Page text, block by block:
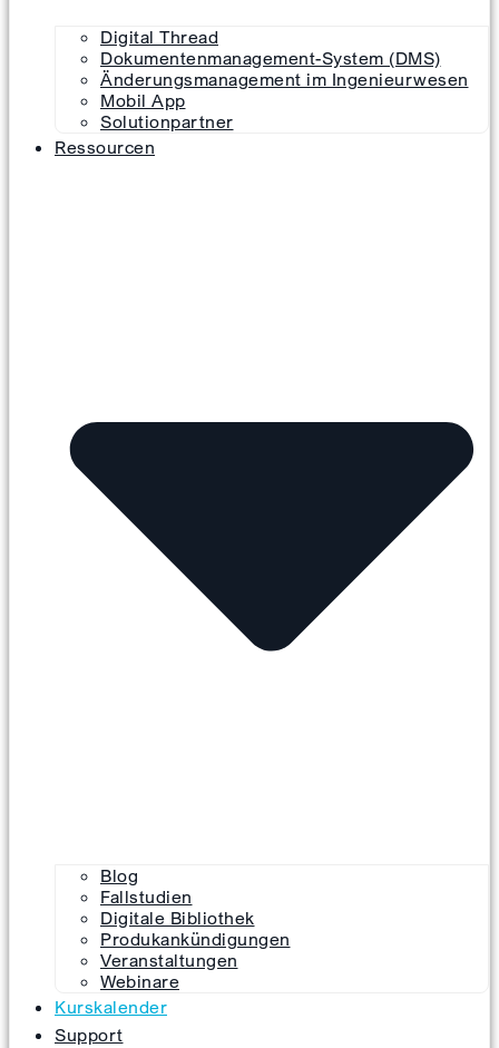
Digital Thread
Dokumentenmanagement-System (DMS)
Änderungsmanagement im Ingenieurwesen
Mobil App
Solutionpartner
Ressourcen
Blog
Fallstudien
Digitale Bibliothek
Produkankündigungen
Veranstaltungen
Webinare
Kurskalender
Support